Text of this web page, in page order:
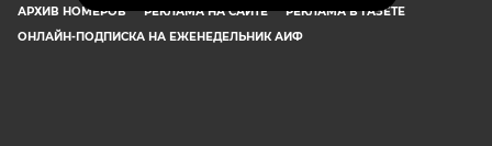
АРХИВ НОМЕРОВ РЕКЛАМА НА САЙТЕ
РЕКЛАМА В ГАЗЕТЕ
ОНЛАЙН-ПОДПИСКА НА ЕЖЕНЕДЕЛЬНИК АИФ